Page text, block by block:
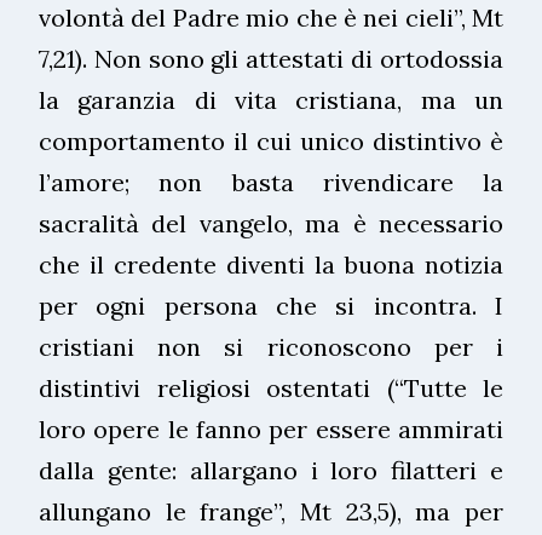
volontà del Padre mio che è nei cieli”, Mt
7,21). Non sono gli attestati di ortodossia
la garanzia di vita cristiana, ma un
comportamento il cui unico distintivo è
l’amore; non basta rivendicare la
sacralità del vangelo, ma è necessario
che il credente diventi la buona notizia
per ogni persona che si incontra. I
cristiani non si riconoscono per i
distintivi religiosi ostentati (“Tutte le
loro opere le fanno per essere ammirati
dalla gente: allargano i loro filatteri e
allungano le frange”, Mt 23,5), ma per